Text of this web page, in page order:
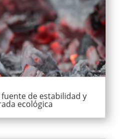
de estabilidad y
ecológica